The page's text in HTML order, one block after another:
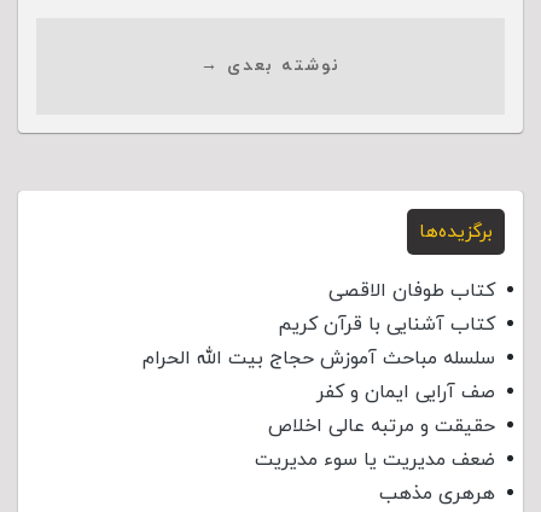
نوشته بعدی →
برگزیده‌ها
کتاب طوفان الاقصی
کتاب آشنایی با قرآن کریم
سلسله مباحث آموزش حجاج بیت الله الحرام
صف آرایی ایمان و کفر
حقیقت و مرتبه عالی اخلاص
ضعف مدیریت یا سوء مدیریت
هرهری مذهب